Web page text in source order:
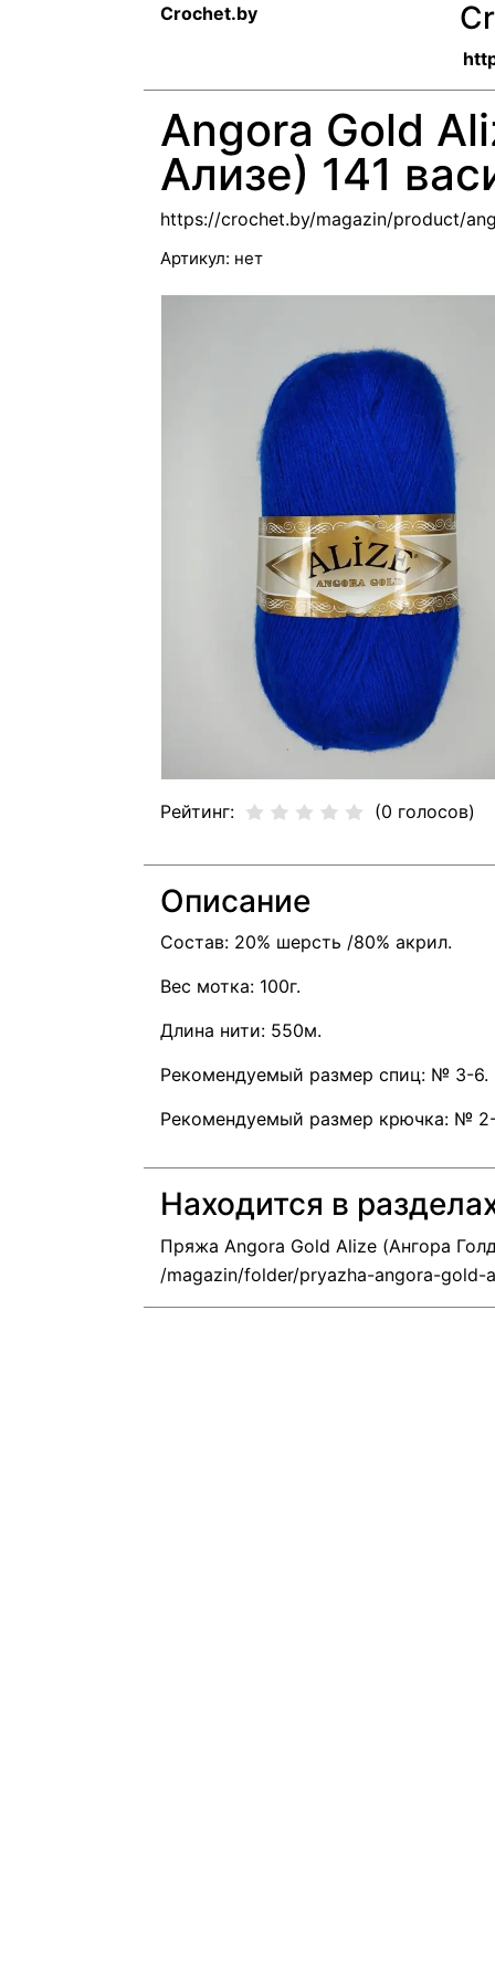
Crochet.by
Angora Gold
Ализе) 141
https://crochet.by/magazin/product/
Артикул: нет
Рейтинг: (0 голосов)
Описание
Состав: 20% шерсть /80% акрил.
Вес мотка: 100г.
Длина нити: 550м.
Рекомендуемый размер спиц: № 3-6.
Рекомендуемый размер крючка: №
Находится в
Пряжа Angora Gold Alize (Ангора